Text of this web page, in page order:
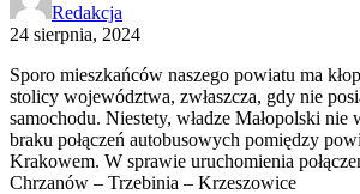
Redakcja
24 sierpnia, 2024
Sporo mieszkańców naszego powiatu ma
stolicy województwa, zwłaszcza, gdy nie
samochodu. Niestety, władze Małopolski
braku połączeń autobusowych pomiędzy
Krakowem. W sprawie uruchomienia
Chrzanów – Trzebinia – Krzeszowice